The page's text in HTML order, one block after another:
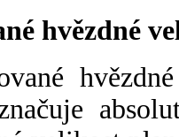
hvězdné